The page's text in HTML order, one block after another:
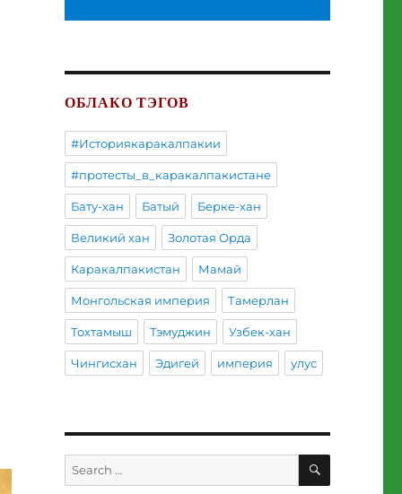
ОБЛАКО ТЭГОВ
#Историякаракалпакии
#протесты_в_каракалпакистане
Бату-хан Батый Берке-хан
Великий хан Золотая Орда
Каракалпакистан Мамай
Монгольская империя Тамерлан
Тохтамыш Тэмуджин Узбек-хан
Чингисхан Эдигей империя улус
Search
for:
SEARCH